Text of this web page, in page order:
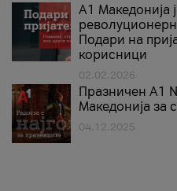
А1 Македонија
Подари на
корисници
02.02.2026
Празничен A1
Македонија за
04.12.2025